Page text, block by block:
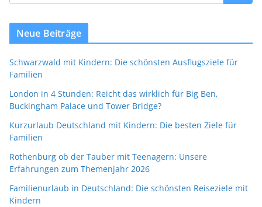
Neue Beiträge
Schwarzwald mit Kindern: Die schönsten Ausflugsziele für
Familien
London in 4 Stunden: Reicht das wirklich für Big Ben,
Buckingham Palace und Tower Bridge?
Kurzurlaub Deutschland mit Kindern: Die besten Ziele für
Familien
Rothenburg ob der Tauber mit Teenagern: Unsere
Erfahrungen zum Themenjahr 2026
Familienurlaub in Deutschland: Die schönsten Reiseziele mit
Kindern